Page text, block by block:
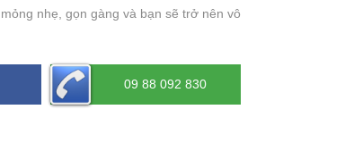
nhẹ, gọn gàng và bạn sẽ trở nên vô
09 88 092 830